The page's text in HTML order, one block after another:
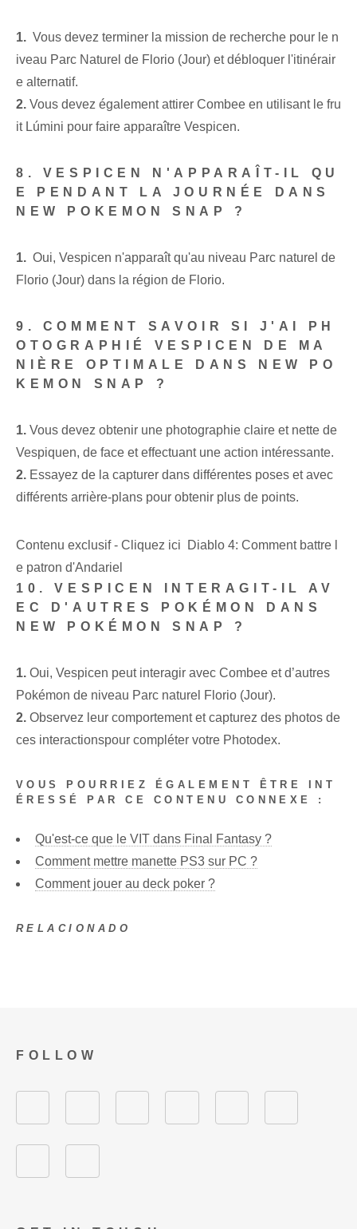
1. ⁤ Vous devez terminer la mission de recherche pour le n
iveau ⁣Parc Naturel de Florio (Jour) et débloquer l'itinérair
e alternatif.
2. Vous devez également attirer Combee en utilisant le fru
it ⁣Lúmini pour faire apparaître Vespicen.
8. VESPICEN N'APPARAÎT-IL QU
E PENDANT LA JOURNÉE DANS
NEW POKEMON SNAP ?
1. ​ Oui, Vespicen n'apparaît‌ qu'au niveau Parc naturel de
Florio (Jour) dans la région de Florio.
9.​ COMMENT SAVOIR SI J'AI PH
OTOGRAPHIÉ VESPICEN DE MA
NIÈRE OPTIMALE DANS NEW PO
KEMON SNAP ?
1. Vous devez obtenir une photographie claire et nette ⁢de ⁢
Vespiquen, de face⁣ et effectuant une action intéressante.
2. Essayez de la capturer dans⁤ différentes poses et⁣ avec
différents arrière-plans⁣ pour obtenir plus de points.
Contenu exclusif - Cliquez ici Diablo 4: Comment battre l
e patron d'Andariel
10. VESPICEN INTERAGIT-IL AV
EC D'AUTRES POKÉMON DANS
NEW POKÉMON SNAP ?
1. Oui, Vespicen peut interagir avec Combee et d’autres
Pokémon de niveau Parc naturel Florio (Jour).
2. Observez leur comportement et ⁣capturez des photos de
ces interactions‌pour compléter votre Photodex.
VOUS POURRIEZ ÉGALEMENT ÊTRE INT
ÉRESSÉ PAR CE CONTENU CONNEXE :
Qu'est-ce que le VIT dans Final Fantasy ?
Comment mettre manette PS3 sur PC ?
Comment jouer au deck poker ?
RELACIONADO
FOLLOW